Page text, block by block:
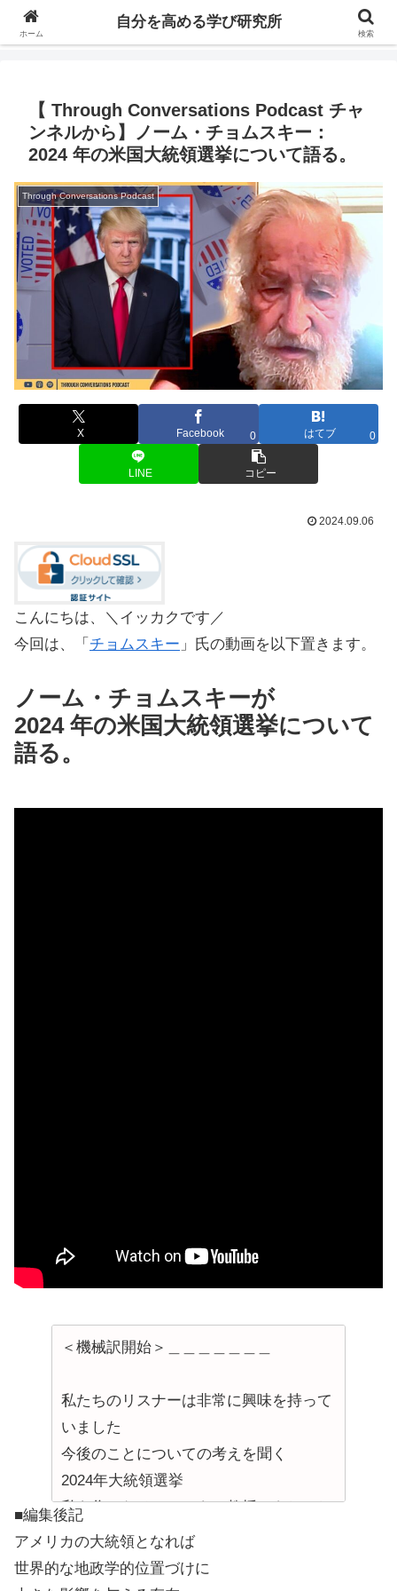
自分の価値を高めるための学びについて研究し、セミナーや情報（ブログ、動
【 Through Conversations Podcast チャ
ンネルから】ノーム・チョムスキー：
2024 年の米国大統領選挙について語る。
Through Conversations Podcast
X Facebook 0 はてブ 0
LINE コピー
2024.09.06
こんにちは、＼イッカクです／
今回は、「 チョムスキー 」氏の動画を以下置きます。
ノーム・チョムスキーが
2024 年の米国大統領選挙について
語る。
＜機械訳開始＞＿＿＿＿＿＿＿
私たちのリスナーは非常に興味を持って
いました
今後のことについての考えを聞く
2024年大統領選挙
私を作ったチョムスキー教授はもしかし
たら
私たちの中で最も好ましい瞬間の一つ
私たちの国の歴史ではありませんが、お
■編集後記
アメリカの大統領となれば
世界的な地政学的位置づけに
ホーム
自分を高める学び研究所
検索